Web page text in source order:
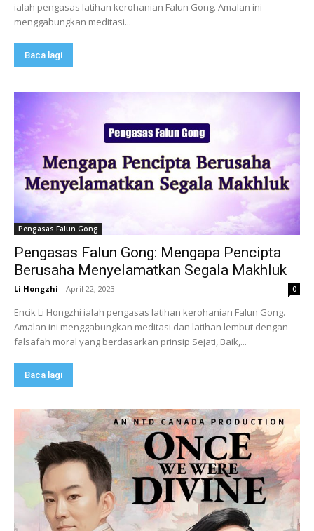
ialah pengasas latihan kerohanian Falun Gong. Amalan ini
menggabungkan meditasi...
Baca lagi
Pengasas Falun Gong
Pengasas Falun Gong: Mengapa Pencipta
Berusaha Menyelamatkan Segala Makhluk
Li Hongzhi - April 22, 2023 0
Encik Li Hongzhi ialah pengasas latihan kerohanian Falun Gong.
Amalan ini menggabungkan meditasi dan latihan lembut dengan
falsafah moral yang berdasarkan prinsip Sejati, Baik,...
Baca lagi